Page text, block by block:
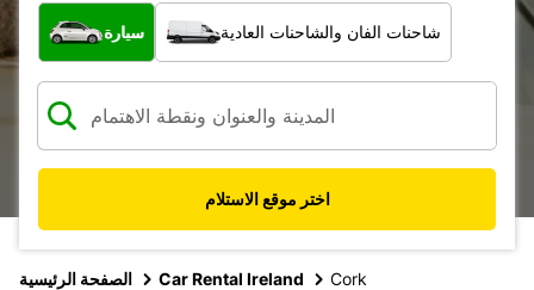
ما نوع المركبة؟
سيارة شاحنات الفان والشاحنات العادية
اختر موقع الاستلام
الصفحة الرئيسية Car Rental Ireland Cork